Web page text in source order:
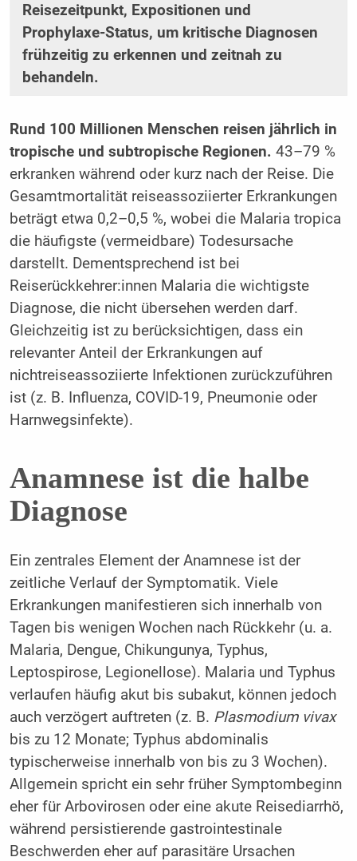
Reisezeitpunkt, Expositionen und
Prophylaxe-Status, um kritische Diagnosen
frühzeitig zu erkennen und zeitnah zu
behandeln.
Rund 100 Millionen Menschen reisen jährlich in
tropische und subtropische Regionen. 43–79 %
erkranken während oder kurz nach der Reise. Die
Gesamtmortalität reiseassoziierter Erkrankungen
beträgt etwa 0,2–0,5 %, wobei die Malaria tropica
die häufigste (vermeidbare) Todesursache
darstellt. Dementsprechend ist bei
Reiserückkehrer:innen Malaria die wichtigste
Diagnose, die nicht übersehen werden darf.
Gleichzeitig ist zu berücksichtigen, dass ein
relevanter Anteil der Erkrankungen auf
nichtreiseassoziierte Infektionen zurückzuführen
ist (z. B. Influenza, COVID-19, Pneumonie oder
Harnwegsinfekte).
Anamnese ist die halbe
Diagnose
Ein zentrales Element der Anamnese ist der
zeitliche Verlauf der Symptomatik. Viele
Erkrankungen manifestieren sich innerhalb von
Tagen bis wenigen Wochen nach Rückkehr (u. a.
Malaria, Dengue, Chikungunya, Typhus,
Leptospirose, Legionellose). Malaria und Typhus
verlaufen häufig akut bis subakut, können jedoch
auch verzögert auftreten (z. B. Plasmodium vivax
bis zu 12 Monate; Typhus abdominalis
typischerweise innerhalb von bis zu 3 Wochen).
Allgemein spricht ein sehr früher Symptombeginn
eher für Arbovirosen oder eine akute Reisediarrhö,
während persistierende gastrointestinale
Beschwerden eher auf parasitäre Ursachen